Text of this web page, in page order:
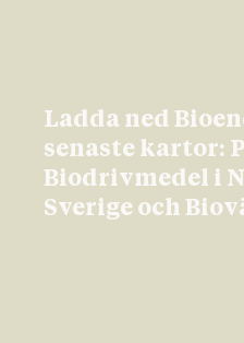
Ladda ned
senaste kartor:
Biodrivmedel i
Sverige och